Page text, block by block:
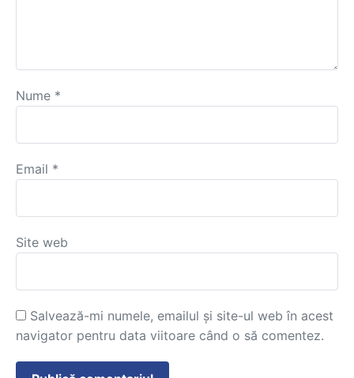
Nume *
Email *
Site web
Salvează-mi numele, emailul și site-ul web în acest
navigator pentru data viitoare când o să comentez.